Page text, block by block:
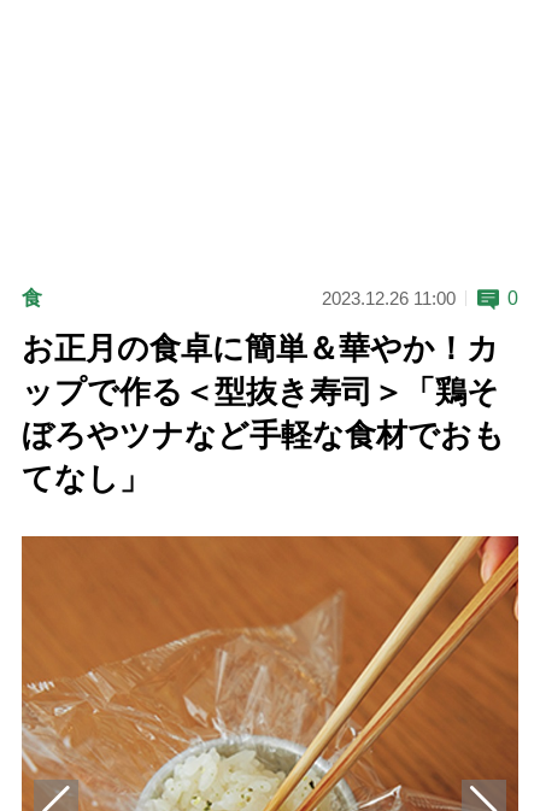
食 2023.12.26 11:00 0
お正月の食卓に簡単＆華やか！カ
ップで作る＜型抜き寿司＞「鶏そ
ぼろやツナなど手軽な食材でおも
てなし」